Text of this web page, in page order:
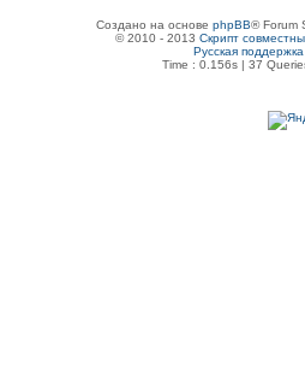
Создано на основе phpBB® Forum
© 2010 - 2013 Скрипт
Русская
Time : 0.156s | 37